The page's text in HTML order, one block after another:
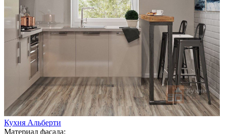
Кухня Альберти
Материал фасада: